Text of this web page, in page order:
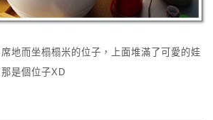
地而坐榻榻米的位子，上面堆滿了可愛的娃
是個位子XD